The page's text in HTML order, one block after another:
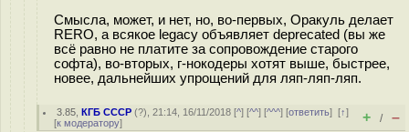
Смысла, может, и нет, но, во-первых, Оракуль делает
RERO, а всякое legacy объявляет deprecated (вы же
всё равно не платите за сопровождение старого
софта), во-вторых, г-нокодеры хотят выше, быстрее,
новее, дальнейших упрощений для ляп-ляп-ляп.
3.85 ,КГБ СССР (?), 21:14, 16/11/2018 [^] [^^] [^^^] [ответить][↑]
[к модератору] + / –